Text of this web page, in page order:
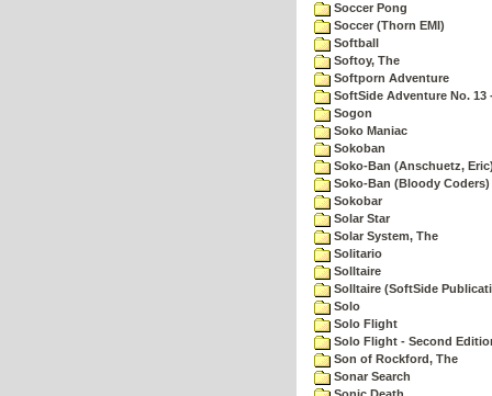
Soccer Pong
Soccer (Thorn EMI)
Softball
Softoy, The
Softporn Adventure
SoftSide Adventure No. 13
Sogon
Soko Maniac
Sokoban
Soko-Ban (Anschuetz,
Soko-Ban (Bloody Coders)
Sokobar
Solar Star
Solar System, The
Solitario
Solltaire
Solltaire (SoftSide
Solo
Solo Flight
Solo Flight - Second
Son of Rockford, The
Sonar Search